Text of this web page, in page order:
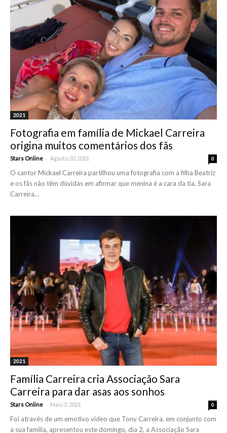
2021
Fotografia em família de Mickael Carreira
origina muitos comentários dos fãs
Stars Online - Agosto 20, 2021 0
O cantor Mickael Carreira partilhou uma fotografia com a filha Beatriz
e os fãs não têm dúvidas em afirmar que menina é a cara da tia, Sara
Carreira...
2021
Família Carreira cria Associação Sara
Carreira para dar asas aos sonhos
Stars Online - Maio 3, 2021 0
Foi através de um emotivo video que Tony Carreira, em conjunto com
a sua familia, apresentou este domingo, dia 2, a Associação Sara